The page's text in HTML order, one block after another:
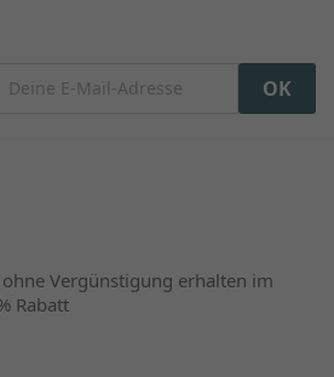
Vergünstigung erhalten im
Rabatt